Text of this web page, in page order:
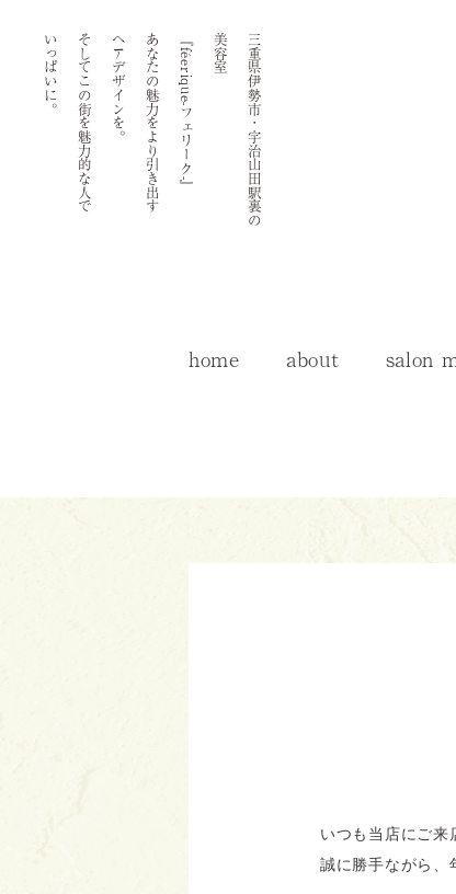
三重県伊勢市・宇治山田駅裏の
美容室
『féerique-フェリーク-』
あなたの魅力をより引き出す
ヘアデザインを。
そしてこの街を魅力的な人で
いっぱいに。
home about salon
いつも当店にご来
誠に勝手ながら、